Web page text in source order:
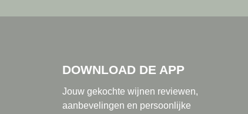
DOWNLOAD DE APP
Jouw gekochte wijnen reviewen,
aanbevelingen en persoonlijke